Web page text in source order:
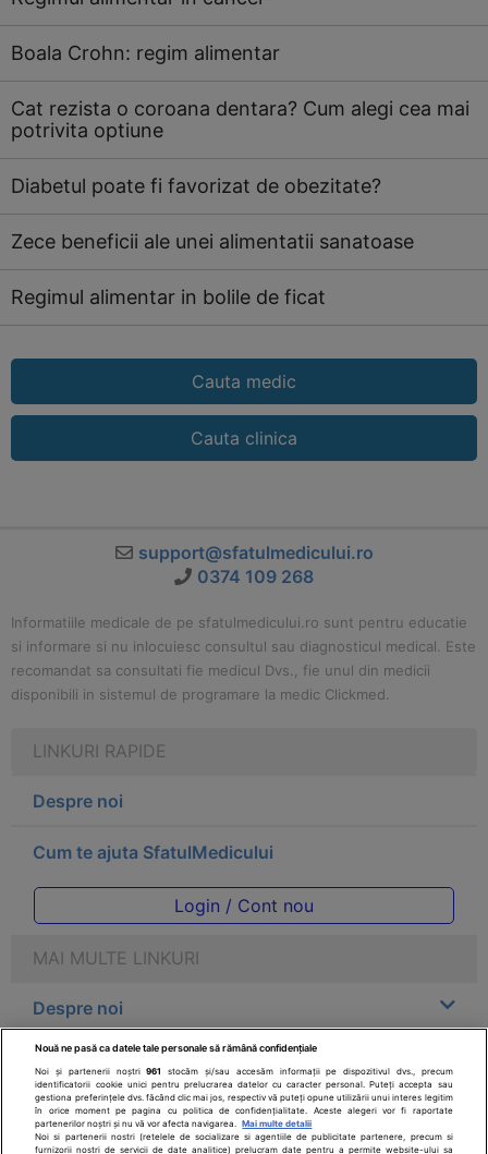
Boala Crohn: regim alimentar
Cat rezista o coroana dentara? Cum alegi cea mai
potrivita optiune
Diabetul poate fi favorizat de obezitate?
Zece beneficii ale unei alimentatii sanatoase
Regimul alimentar in bolile de ficat
Cauta medic
Cauta clinica
support@sfatulmedicului.ro
0374 109 268
Informatiile medicale de pe sfatulmedicului.ro sunt pentru educatie
si informare si nu inlocuiesc consultul sau diagnosticul medical. Este
recomandat sa consultati fie medicul Dvs., fie unul din medicii
disponibili in sistemul de programare la medic Clickmed.
LINKURI RAPIDE
Despre noi
Cum te ajuta SfatulMedicului
Login / Cont nou
MAI MULTE LINKURI
Despre noi
Legal
Drepturile consumatorului
Nouă ne pasă ca datele tale personale să rămână confidențiale
Noi și partenerii noștri961
stocăm și/sau accesăm informații pe dispozitivul dvs., precum
identificatorii cookie unici pentru prelucrarea datelor cu caracter personal. Puteți accepta sau
gestiona preferințele dvs. făcând clic mai jos, respectiv vă puteți opune utilizării unui interes legitim
în orice moment pe pagina cu politica de confidențialitate. Aceste alegeri vor fi raportate
partenerilor noștri și nu vă vor afecta navigarea.
Mai multe detalii
Noi si partenerii nostri (retelele de socializare si agentiile de publicitate partenere, precum si
furnizorii nostri de servicii de date analitice) prelucram date pentru a permite website-ului sa